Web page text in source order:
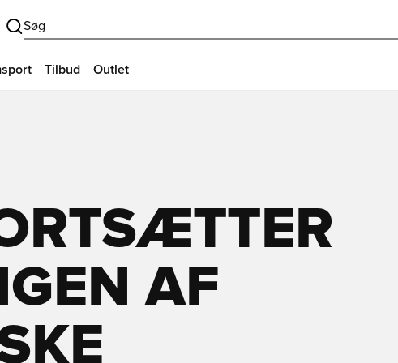
Søg
Tilbud Outlet
AF